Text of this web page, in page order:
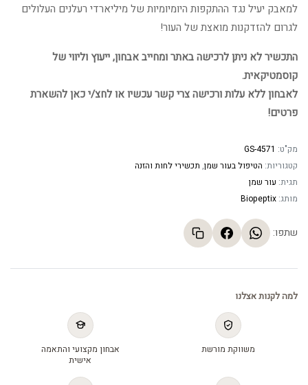
למאבק יעיל נגד ההתקפות היומיומיות של מיליארדי רעלנים העלולים
לגרום להזדקנות מואצת של העור!
התכשיר לא ניתן לרכישה באתר ומחייב אבחון, ייעוץ וליווי של
קוסמטיקאית.
לאבחון ללא עלות ורכישה צרי קשר עכשיו או לחצ/י כאן להשארת
פרטים!
מק"ט: GS-4571
קטגוריות: הטיפול בעור שמן, תכשירי לחות והזנה
תגית: עור שמן
מותג: Biopeptix
שתפו:
למה לקנות אצלנו
משווקת מורשת
אבחון מקצועי והתאמה
אישית